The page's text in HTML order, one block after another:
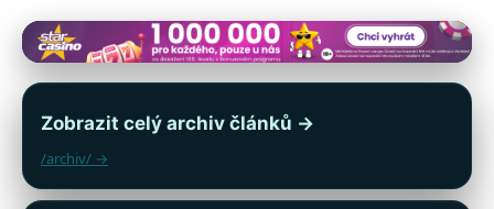
Zobrazit celý archiv článků →
/archiv/ →